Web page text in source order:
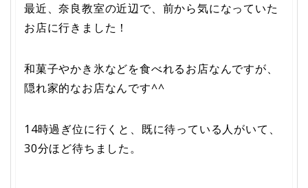
最近、奈良教室の近辺で、前から気になっていた
お店に行きました！
和菓子やかき氷などを食べれるお店なんですが、
隠れ家的なお店なんです^^
14時過ぎ位に行くと、既に待っている人がいて、
30分ほど待ちました。